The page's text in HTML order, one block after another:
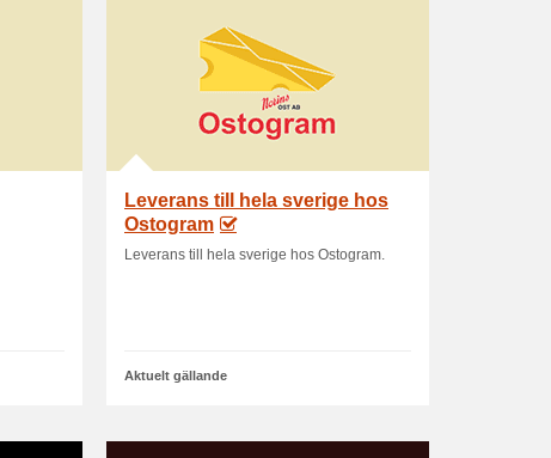
Leverans till hela sverige hos
Ostogram
Leverans till hela sverige hos Ostogram.
Aktuelt gällande